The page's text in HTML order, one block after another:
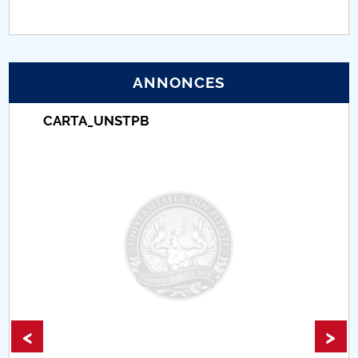
PNRR
Comisie de etica unversitară
Accesibilitate pentru studenții cu dizabilități
ANNONCES
CARTA_UNSTPB
< >